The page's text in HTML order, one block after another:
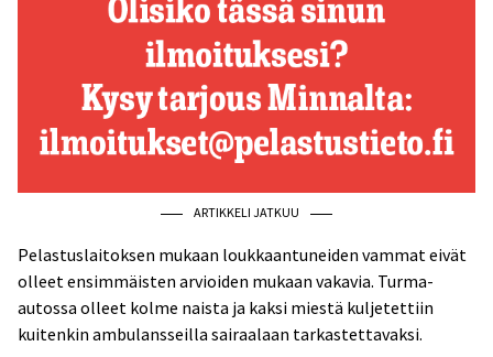
ARTIKKELI JATKUU
Pelastuslaitoksen mukaan loukkaantuneiden vammat eivät
olleet ensimmäisten arvioiden mukaan vakavia. Turma-
autossa olleet kolme naista ja kaksi miestä kuljetettiin
kuitenkin ambulansseilla sairaalaan tarkastettavaksi.